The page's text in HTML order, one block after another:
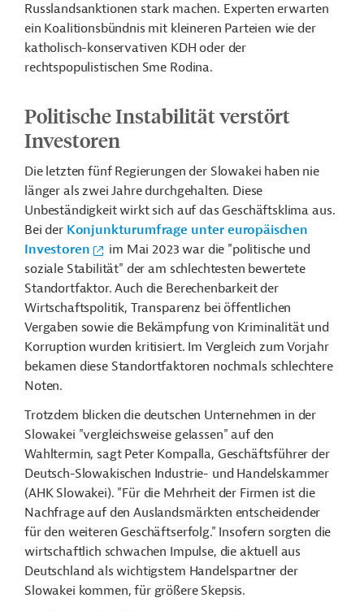
Russlandsanktionen stark machen. Experten erwarten
ein Koalitionsbündnis mit kleineren Parteien wie der
katholisch-konservativen KDH oder der
rechtspopulistischen Sme Rodina.
Politische Instabilität verstört
Investoren
Die letzten fünf Regierungen der Slowakei haben nie
länger als zwei Jahre durchgehalten. Diese
Unbeständigkeit wirkt sich auf das Geschäftsklima aus.
Bei der Konjunkturumfrage unter europäischen
Investoren
im Mai 2023 war die "politische und
soziale Stabilität" der am schlechtesten bewertete
Standortfaktor. Auch die Berechenbarkeit der
Wirtschaftspolitik, Transparenz bei öffentlichen
Vergaben sowie die Bekämpfung von Kriminalität und
Korruption wurden kritisiert. Im Vergleich zum Vorjahr
bekamen diese Standortfaktoren nochmals schlechtere
Noten.
Trotzdem blicken die deutschen Unternehmen in der
Slowakei "vergleichsweise gelassen" auf den
Wahltermin, sagt Peter Kompalla, Geschäftsführer der
Deutsch-Slowakischen Industrie- und Handelskammer
(AHK Slowakei). "Für die Mehrheit der Firmen ist die
Nachfrage auf den Auslandsmärkten entscheidender
für den weiteren Geschäftserfolg." Insofern sorgten die
wirtschaftlich schwachen Impulse, die aktuell aus
Deutschland als wichtigstem Handelspartner der
Slowakei kommen, für größere Skepsis.